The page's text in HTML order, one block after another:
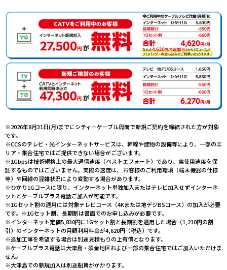
※2026年8月31日(月)までにシティーケーブル周南で新規ご契約を締結された方が対象
です。
※CCSのテレビ・光インターネットサービスは、幹線や建物の設備等により、一部のエ
リア・集合住宅ではご提供できない場合がございます。
※1Gbpsは技術規格上の最大通信速度（ベストエフォート）であり、実使用速度を保
証するものではございません。実際の速度は、 お客様のご利用環境（端末機器の仕様
等）や回線の混雑状況により変動する場合があります。
※ひかり1Gコースに限り、インターネット単独加入またはテレビ加入せずインターネ
ットとケーブルプラス電話ご加入が可能です。
※1Gセット割の適用には対象テレビコース（4Kまたは地デジBSコース）の加入が必要
です。※1Gセット割、長期割は書面でのお申し込みが必要です。
※インターネット定価5,830円に1Gセット割と長期割を適用した場合（1,210円の割
引）のインターネットの月額利用料金が4,620円（税込）です。
※追加工事を希望する場合は別途見積もりの上有償となります。
※ケーブルプラス電話は大津島・須金地区および一部の集合住宅ではご加入いただけま
せん。
※大津島での新規加入は別途船賃がかかります。